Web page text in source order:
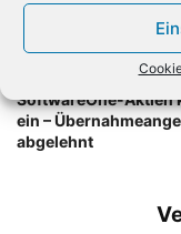
SoftwareOne-Aktien
ein –
abgelehnt